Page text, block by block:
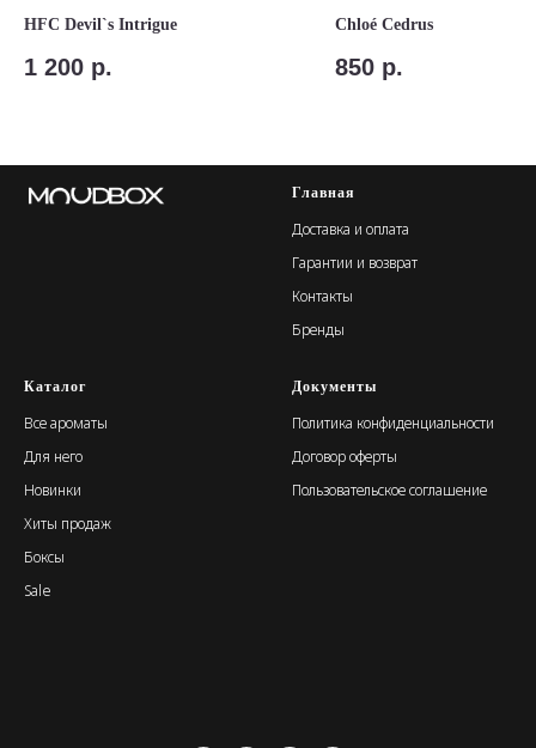
HFC Devil`s Intrigue
1 200 р.
Chloé Cedrus
850 р.
Главная
Доставка и оплата
Гарантии и возврат
Контакты
Бренды
Каталог
Все ароматы
Для него
Новинки
Хиты продаж
Боксы
Sale
Документы
Политика конфиденциальности
Договор оферты
Пользовательское соглашение